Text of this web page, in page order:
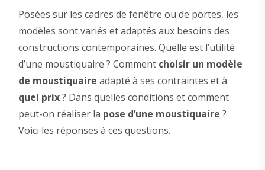
Posées sur les cadres de fenêtre ou de portes, les
modèles sont variés et adaptés aux besoins des
constructions contemporaines. Quelle est l’utilité
d’une moustiquaire ? Comment choisir un modèle
de moustiquaire adapté à ses contraintes et à
quel prix? Dans quelles conditions et comment
peut-on réaliser la pose d’une moustiquaire ?
Voici les réponses à ces questions.